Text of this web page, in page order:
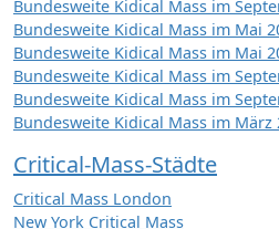
Bundesweite Kidical Mass im
Bundesweite Kidical Mass im Mai
Bundesweite Kidical Mass im Mai
Bundesweite Kidical Mass im
Bundesweite Kidical Mass im
Bundesweite Kidical Mass im März
Critical-Mass-Städte
Critical Mass London
New York Critical Mass